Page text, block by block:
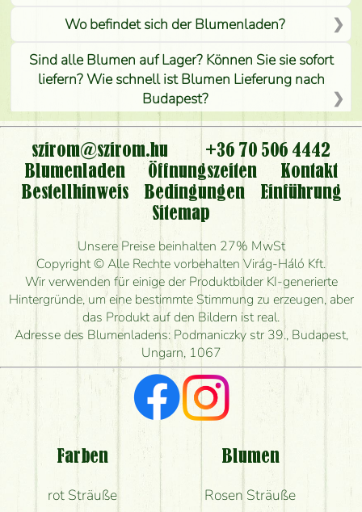
Wo befindet sich der Blumenladen?
Sind alle Blumen auf Lager? Können Sie sie sofort
liefern? Wie schnell ist Blumen Lieferung nach
Budapest?
Ist der Blumenladen non stop geöffnet?
Kann ich den bestellten Blumenstrauß persönlich
nehmen oder nur per Blumenversand?
Ist eine Bestellung für ländliche Gebiete möglich?
Wie lange kann ich heute Blumen mit Lieferung
bestellen?
Wie schnell können Sie den Blumenstrauß
herstellen und wann können Sie ihn frühestens
liefern?
Ich suche rote Rosen, hast du welche?
Welche Rückmeldungen bekomme ich zum
Bekomme ich wirklich, was auf dem Bild zu sehen
szirom@szirom.hu
+36 70 506 4442
Blumenladen
Öffnungszeiten
Kontakt
Bestellhinweis
Bedingungen
Einführung
Sitemap
Unsere Preise beinhalten 27% MwSt
Copyright © Alle Rechte vorbehalten Virág-Háló Kft.
Wir verwenden für einige der Produktbilder KI-generierte
Hintergründe, um eine bestimmte Stimmung zu erzeugen, aber
das Produkt auf den Bildern ist real.
Adresse des Blumenladens: Podmaniczky str 39., Budapest,
Ungarn, 1067
Farben
rot Sträuße
Blumen
Rosen Sträuße